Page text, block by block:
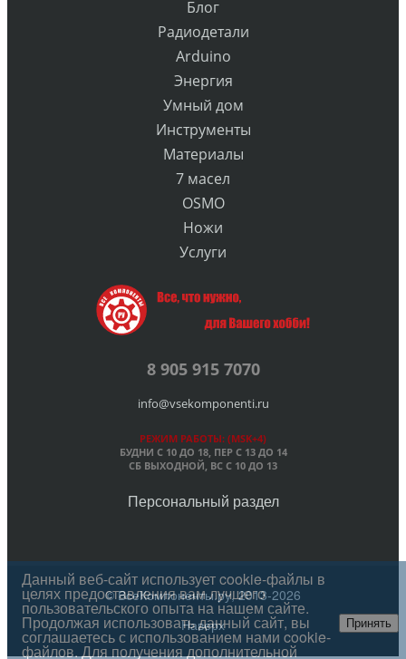
Блог
Радиодетали
Arduino
Энергия
Умный дом
Инструменты
Материалы
7 масел
OSMO
Ножи
Услуги
8 905 915 7070
info@vsekomponenti.ru
РЕЖИМ РАБОТЫ: (MSK+4)
БУДНИ С 10 ДО 18, ПЕРС 13 ДО 14
СБ ВЫХОДНОЙ, ВС С 10 ДО 13
Персональный раздел
© ВсеКомпоненты.ру, 2013-2026
Наверх
Данный веб-сайт использует cookie-файлы в
целях предоставления вам лучшего
пользовательского опыта на нашем сайте.
Продолжая использовать данный сайт, вы
соглашаетесь с использованием нами cookie-
файлов. Для получения дополнительной
Принять